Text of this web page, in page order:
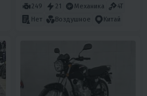
249 21 Механика
4T
Нет
Воздушное Китай